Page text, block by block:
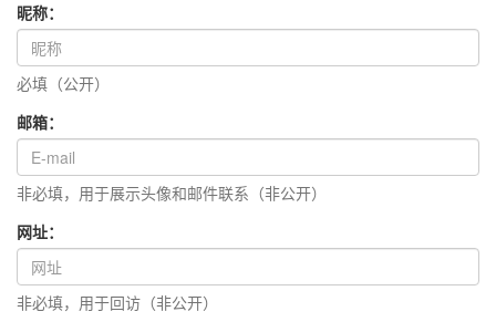
昵称：
必填（公开）
邮箱：
非必填，用于展示头像和邮件联系（非公开）
网址：
非必填，用于回访（非公开）